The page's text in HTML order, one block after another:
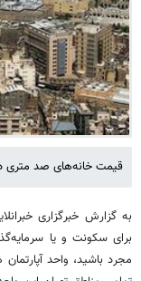
قیمت خانه‌های صد متری
برای سکونت و یا